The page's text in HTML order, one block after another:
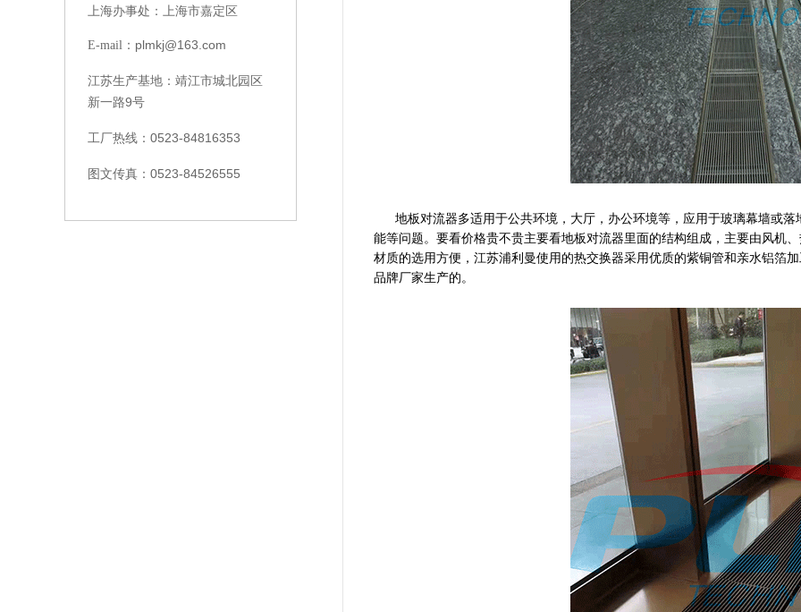
上海办事处：上海市嘉定区
E-mail： plmkj@163.com
江苏生产基地： 靖江市城北园区
新一路9号
工厂热线： 0523-84816353
图文传真： 0523-84526555
地板对流器多适用于公共环境，大厅，办公环境等，应用于玻璃幕墙或落
能等问题。要看价格贵不贵主要看地板对流器里面的结构组成，主要由风机
材质的选用方便，江苏浦利曼使用的热交换器采用优质的紫铜管和亲水铝箔
品牌厂家生产的。